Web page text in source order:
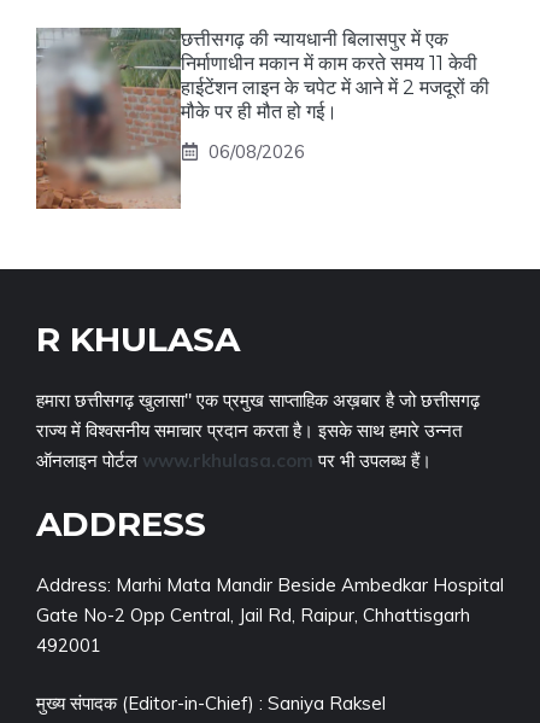
छत्तीसगढ़ की न्यायधानी बिलासपुर में एक
निर्माणाधीन मकान में काम करते समय 11 केवी
हाईटेंशन लाइन के चपेट में आने में 2 मजदूरों की
मौके पर ही मौत हो गई।
06/08/2026
R KHULASA
हमारा छत्तीसगढ़ खुलासा" एक प्रमुख साप्ताहिक अख़बार है जो छत्तीसगढ़
राज्य में विश्वसनीय समाचार प्रदान करता है। इसके साथ हमारे उन्नत
ऑनलाइन पोर्टल www.rkhulasa.com पर भी उपलब्ध हैं।
ADDRESS
Address: Marhi Mata Mandir Beside Ambedkar Hospital
Gate No-2 Opp Central, Jail Rd, Raipur, Chhattisgarh
492001
मुख्य संपादक (Editor-in-Chief) : Saniya Raksel